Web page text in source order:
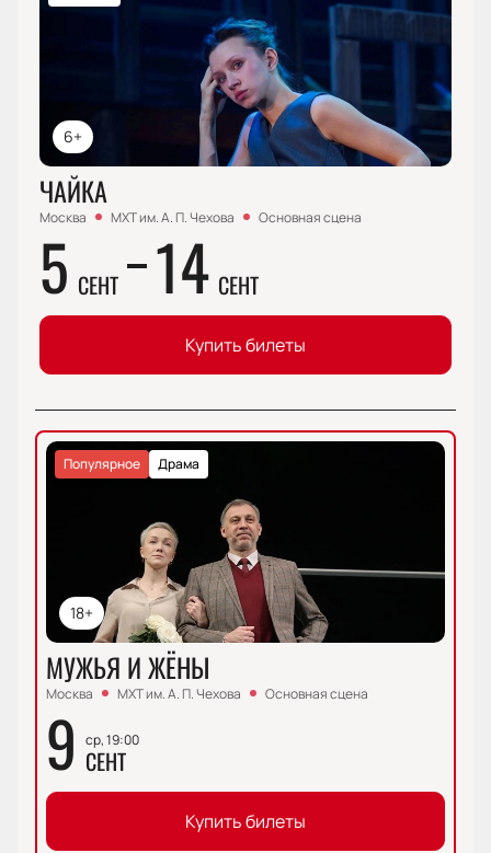
6+
ЧАЙКА
Москва МХТ им. А. П. Чехова Основная сцена
5 СЕНТ 14 СЕНТ
Купить билеты
18+
Драма
Популярное
МУЖЬЯ И ЖЁНЫ
Москва МХТ им. А. П. Чехова Основная сцена
9 ср, 19:00
СЕНТ
Купить билеты